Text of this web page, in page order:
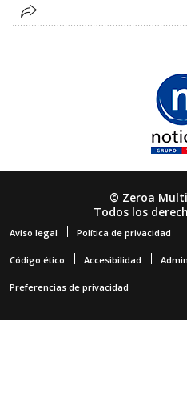
© Zeroa
Todos los
Aviso legal Política de privacidad
Código ético Accesibilidad
Preferencias de privacidad